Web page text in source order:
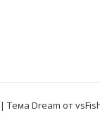
| Тема Dream от